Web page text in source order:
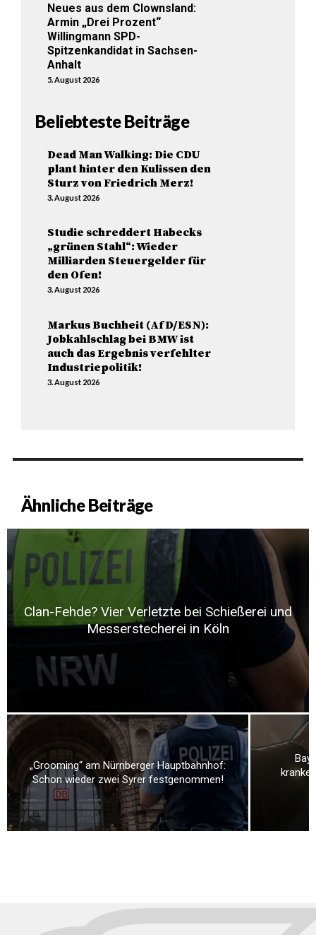
Neues aus dem Clownsland:
Armin „Drei Prozent“
Willingmann SPD-
Spitzenkandidat in Sachsen-
Anhalt
5. August 2026
Beliebteste Beiträge
Dead Man Walking: Die CDU
plant hinter den Kulissen den
Sturz von Friedrich Merz!
3. August 2026
Studie schreddert Habecks
„grünen Stahl“: Wieder
Milliarden Steuergelder für
den Ofen!
3. August 2026
Markus Buchheit (AfD/ESN):
Jobkahlschlag bei BMW ist
auch das Ergebnis verfehlter
Industriepolitik!
3. August 2026
Ähnliche Beiträge
Clan-Fehde? Vier Verletzte bei Schießerei und
Messerstecherei in Köln
„Grooming“ am Nürnberger Hauptbahnhof:
Schon wieder zwei Syrer festgenommen!